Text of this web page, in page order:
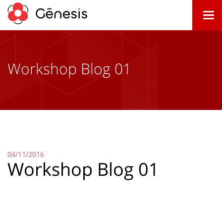
Workshop Blog 01
04/11/2016
Workshop Blog 01